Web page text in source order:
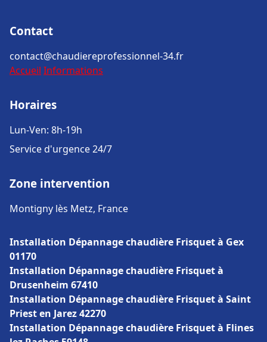
Contact
contact@chaudiereprofessionnel-34.fr
Accueil Informations
Horaires
Lun-Ven: 8h-19h
Service d'urgence 24/7
Zone intervention
Montigny lès Metz, France
Installation Dépannage chaudière Frisquet à Gex
01170
Installation Dépannage chaudière Frisquet à
Drusenheim 67410
Installation Dépannage chaudière Frisquet à Saint
Priest en Jarez 42270
Installation Dépannage chaudière Frisquet à Flines